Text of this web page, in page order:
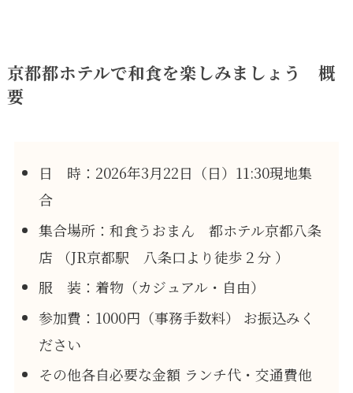
京都都ホテルで和食を楽しみましょう 概
要
日 時：2026年3月22日（日）11:30現地集
合
集合場所：和食うおまん 都ホテル京都八条
店 （JR京都駅 八条口より徒歩２分 ）
服 装：着物（カジュアル・自由）
参加費：1000円（事務手数料） お振込みく
ださい
その他各自必要な金額 ランチ代・交通費他